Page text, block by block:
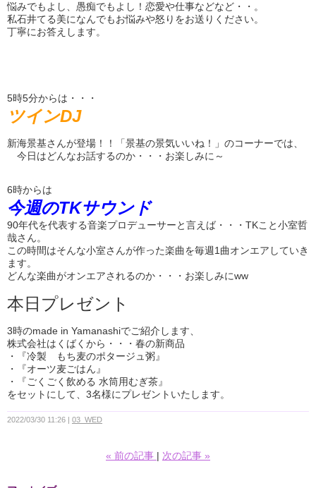
悩みでもよし、愚痴でもよし！恋愛や仕事などなど・・。
私石井てる美になんでもお悩みや怒りをお送りください。
丁寧にお答えします。
5時5分からは・・・
ツインDJ
新海景基さんが登場！！「景基の景気いいね！」のコーナーでは、
今日はどんなお話するのか・・・お楽しみに～
6時からは
今週のTKサウンド
90年代を代表する音楽プロデューサーと言えば・・・TKこと小室哲
哉さん。
この時間はそんな小室さんが作った楽曲を毎週1曲オンエアしていき
ます。
どんな楽曲がオンエアされるのか・・・お楽しみにww
本日プレゼント
3時のmade in Yamanashiでご紹介します、
株式会社はくばくから・・・春の新商品
・『冷製 もち麦のポタージュ粥』
・『オーツ麦ごはん』
・『ごくごく飲める 水筒用むぎ茶』
をセットにして、3名様にプレゼントいたします。
2022/03/30 11:26 03_WED
« 前の記事 次の記事 »